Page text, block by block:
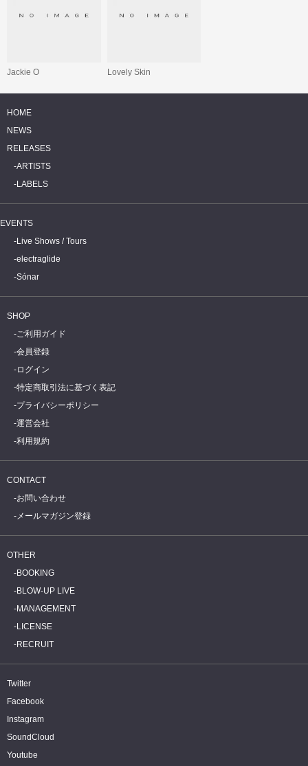
Jackie O Lovely Skin
HOME
NEWS
RELEASES
ARTISTS
LABELS
EVENTS
Live Shows / Tours
electraglide
Sónar
SHOP
ご利用ガイド
会員登録
ログイン
特定商取引法に基づく表記
プライバシーポリシー
運営会社
利用規約
CONTACT
お問い合わせ
メールマガジン登録
OTHER
BOOKING
BLOW-UP LIVE
MANAGEMENT
LICENSE
RECRUIT
Twitter
Facebook
Instagram
SoundCloud
Youtube